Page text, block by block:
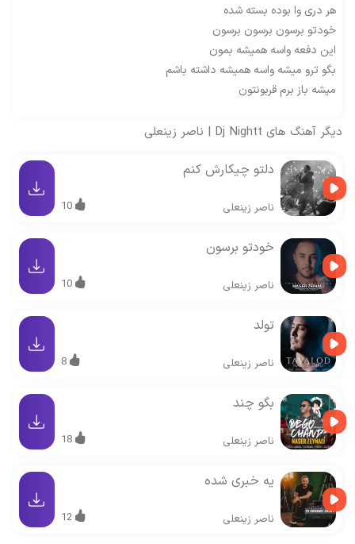
هر دری وا بوده بسته شده
خودتو برسون برسون برسون
این دفعه واسه همیشه بمون
بگو ترو میشه واسه همیشه داشته باشم
میشه باز برم قربونتون
دیگر آهنگ های Dj Nightt
| ناصر زینعلی
دلتو چیکارش کنم
ناصر زینعلی 10
خودتو برسون
ناصر زینعلی 10
تولد
ناصر زینعلی 8
بگو چند
ناصر زینعلی 18
یه خبری شده
ناصر زینعلی 12